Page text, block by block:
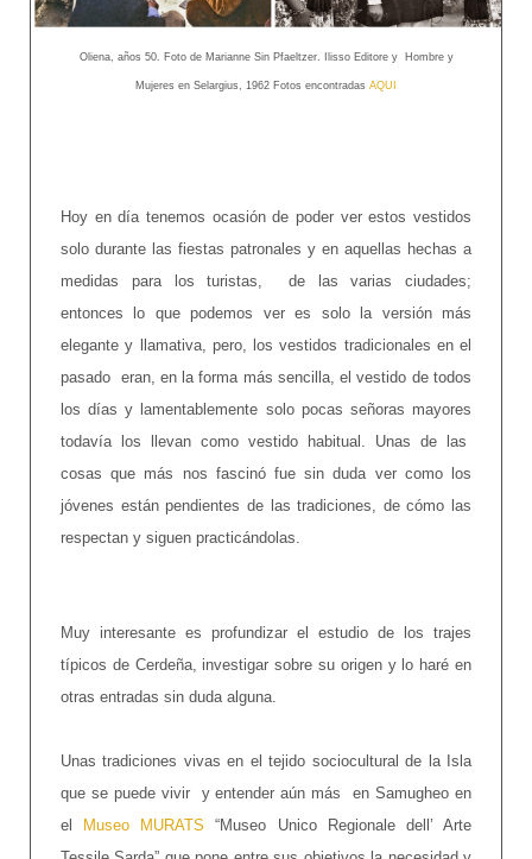
Oliena, años 50. Foto de Marianne Sin Pfaeltzer. Ilisso Editore y Hombre y
Mujeres en Selargius, 1962 Fotos encontradas AQUI
Hoy en día tenemos ocasión de poder ver estos vestidos
solo durante las fiestas patronales y en aquellas hechas a
medidas para los turistas, de las varias ciudades;
entonces lo que podemos ver es solo la versión más
elegante y llamativa, pero, los vestidos tradicionales en el
pasado eran, en la forma más sencilla, el vestido de todos
los días y lamentablemente solo pocas señoras mayores
todavía los llevan como vestido habitual. Unas de las
cosas que más nos fascinó fue sin duda ver como los
jóvenes están pendientes de las tradiciones, de cómo las
respectan y siguen practicándolas.
Muy interesante es profundizar el estudio de los trajes
típicos de Cerdeña, investigar sobre su origen y lo haré en
otras entradas sin duda alguna.
Unas tradiciones vivas en el tejido sociocultural de la Isla
que se puede vivir y entender aún más en Samugheo en
el Museo MURATS “Museo Unico Regionale dell’ Arte